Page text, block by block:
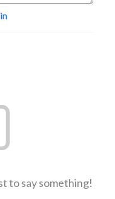
to say something!